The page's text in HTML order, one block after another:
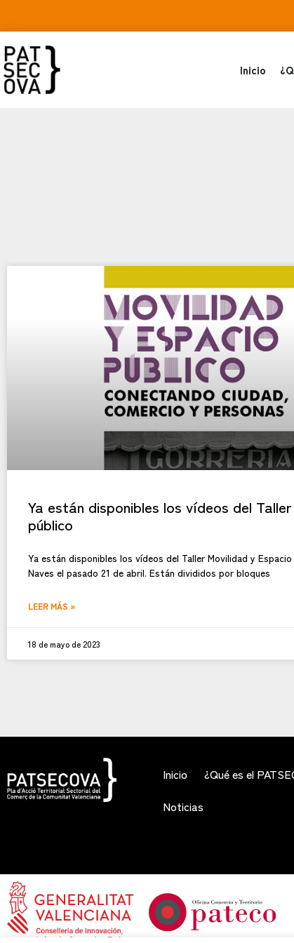
Inicio
Ya están disponibles los vídeos del
público
Ya están disponibles los vídeos del Taller Movilidad y
Naves el pasado 21 de abril. Están divididos por bloques
LEER MÁS »
18 de mayo de 2023
Inicio ¿Qué es el
Noticias